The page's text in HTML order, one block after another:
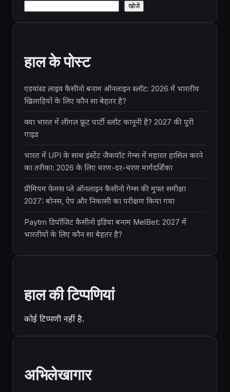
खोजें
हाल के पोस्ट
एडवांस्ड लाइव कैसीनो बनाम ऑनलाइन स्लॉट: 2026 में भारतीय
खिलाड़ियों के लिए कौन सा बेहतर है?
क्या भारत में लीगल फ्रूट पार्टी स्लॉट कानूनी है? 2027 की पूरी
गाइड
भारत में UPI के साथ इंस्टेंट जैकपॉट गेम्स में महारत हासिल करने
का तरीका: 2026 के लिए चरण-दर-चरण मार्गदर्शिका
प्रीमियम फेमस प्ले ऑनलाइन कैसीनो गेम्स की मुफ्त समीक्षा
2027: बोनस, ऐप और निकासी का परीक्षण किया गया
Paytm डिपॉजिट कैसीनो इंडिया बनाम MelBet: 2027 में
भारतीयों के लिए कौन सा बेहतर है?
हाल की टिप्पणियां
कोई टिप्पणी नहीं है.
अभिलेखागार